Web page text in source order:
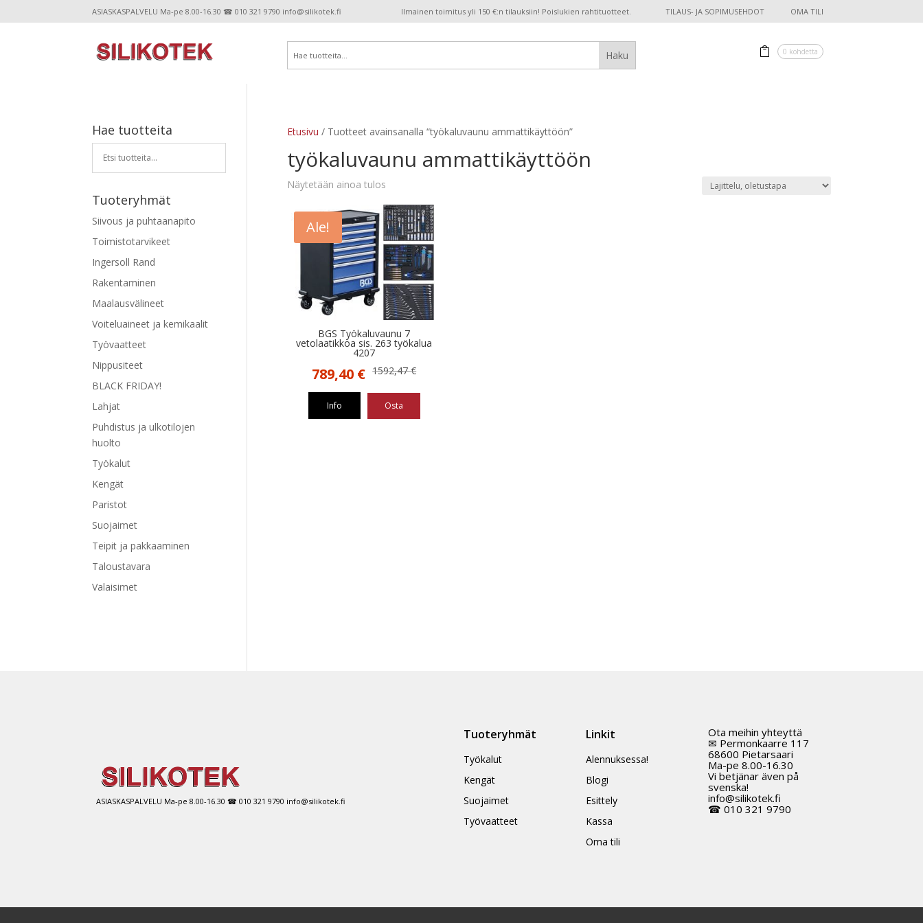
ASIASKASPALVELU Ma-pe 8.00-16.30 ☎ 010 321 9790 info@silikotek.fi Ilmainen toimitus yli 150 €:n tilauksiin! Poislukien rahtituotteet. TILAUS- JA SOPIMUSEHDOT OMA TILI
0 kohdetta
Etusivu / Tuotteet avainsanalla “työkaluvaunu ammattikäyttöön”
työkaluvaunu ammattikäyttöön
Näytetään ainoa tulos
Ale!
BGS Työkaluvaunu 7
vetolaatikkoa sis. 263 työkalua
4207
1592,47€
Alkuperäinen
1592,47 €.
789,40 €Nykyinen
789,40 €.
Info Osta
Hae tuotteita
Tuoteryhmät
Siivous ja puhtaanapito
Toimistotarvikeet
Ingersoll Rand
Rakentaminen
Maalausvälineet
Voiteluaineet ja kemikaalit
Työvaatteet
Nippusiteet
BLACK FRIDAY!
Lahjat
Puhdistus ja ulkotilojen
huolto
Työkalut
Kengät
Paristot
Suojaimet
Teipit ja pakkaaminen
Taloustavara
Valaisimet
ASIASKASPALVELU Ma-pe 8.00-16.30 ☎ 010 321 9790 info@silikotek.fi
Tuoteryhmät
Työkalut
Kengät
Suojaimet
Työvaatteet
Linkit
Alennuksessa!
Blogi
Esittely
Kassa
Oma tili
Ota meihin yhteyttä
✉ Permonkaarre 117
68600 Pietarsaari
Ma-pe 8.00-16.30
Vi betjänar även på
svenska!
info@silikotek.fi
☎ 010 321 9790